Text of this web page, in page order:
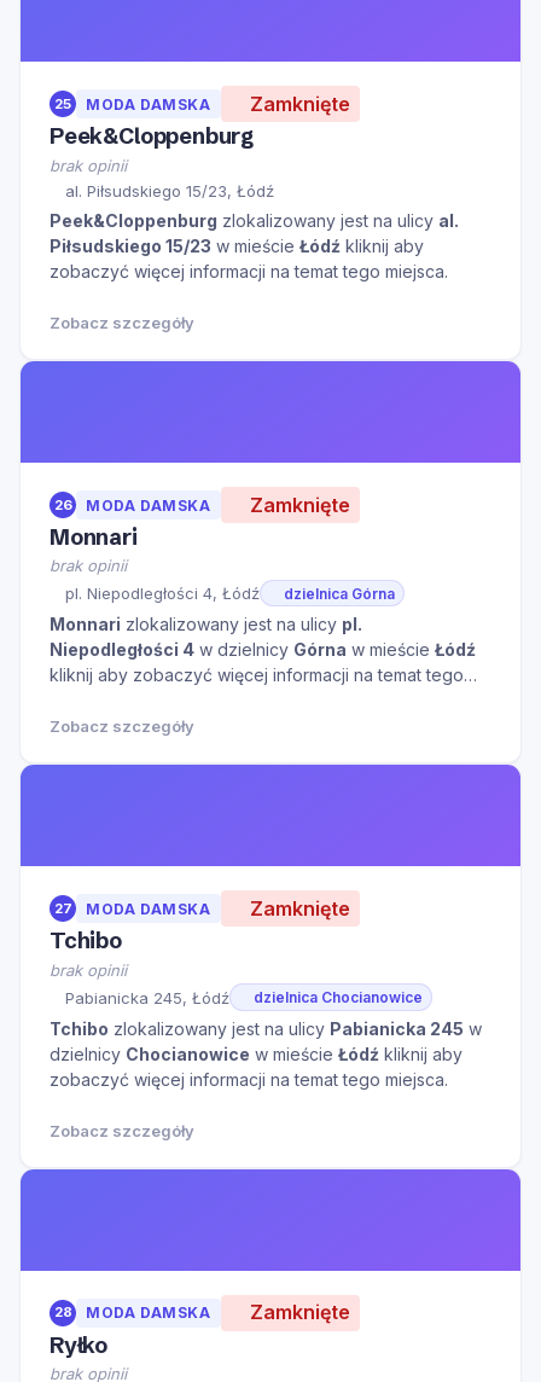
25 MODA DAMSKA Zamknięte
Peek&Cloppenburg
brak opinii
al. Piłsudskiego 15/23, Łódź
Peek&Cloppenburg zlokalizowany jest na ulicy al.
Piłsudskiego 15/23 w mieście Łódź kliknij aby
zobaczyć więcej informacji na temat tego miejsca.
Zobacz szczegóły
26 MODA DAMSKA Zamknięte
Monnari
brak opinii
pl. Niepodległości 4, Łódź
dzielnica Górna
Monnari zlokalizowany jest na ulicy pl.
Niepodległości 4 w dzielnicy Górna w mieście Łódź
kliknij aby zobaczyć więcej informacji na temat tego
Zobacz szczegóły
27 MODA DAMSKA Zamknięte
Tchibo
brak opinii
Pabianicka 245, Łódź
dzielnica Chocianowice
Tchibo zlokalizowany jest na ulicy Pabianicka 245 w
dzielnicy Chocianowice w mieście Łódź kliknij aby
zobaczyć więcej informacji na temat tego miejsca.
Zobacz szczegóły
28 MODA DAMSKA Zamknięte
Ryłko
brak opinii